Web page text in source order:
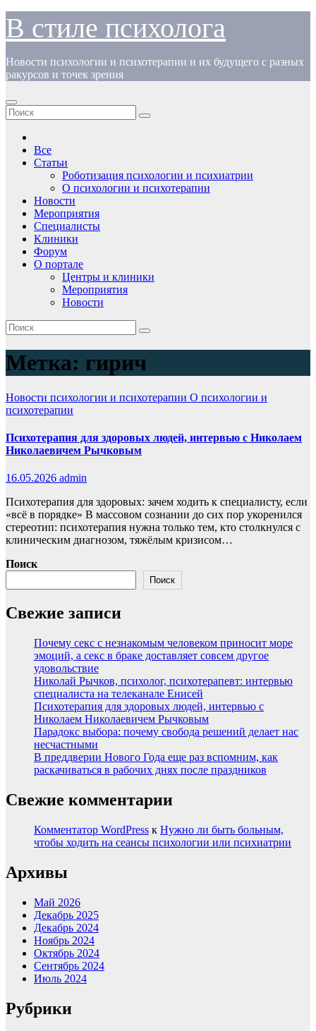
Перейти
содержимому
В стиле психолога
Новости психологии и психотерапии и их будущего с разных
ракурсов и точек зрения
Все
Статьи
Роботизация психологии и психиатрии
О психологии и психотерапии
Новости
Мероприятия
Специалисты
Клиники
Форум
О портале
Центры и клиники
Мероприятия
Новости
Метка: гирич
Новости психологии и психотерапии О психологии и
психотерапии
Психотерапия для здоровых людей, интервью с Николаем
Николаевичем Рычковым
16.05.2026 admin
Психотерапия для здоровых: зачем ходить к специалисту, если
«всё в порядке» В массовом сознании до сих пор укоренился
стереотип: психотерапия нужна только тем, кто столкнулся с
клиническим диагнозом, тяжёлым кризисом…
Поиск
Поиск
Свежие записи
Почему секс с незнакомым человеком приносит море
эмоций, а секс в браке доставляет совсем другое
удовольствие
Николай Рычков, психолог, психотерапевт: интервью
специалиста на телеканале Енисей
Психотерапия для здоровых людей, интервью с
Николаем Николаевичем Рычковым
Парадокс выбора: почему свобода решений делает нас
несчастными
В преддверии Нового Года еще раз вспомним, как
раскачиваться в рабочих днях после праздников
Свежие комментарии
Комментатор WordPress к Нужно ли быть больным,
чтобы ходить на сеансы психологии или психиатрии
Архивы
Май 2026
Декабрь 2025
Декабрь 2024
Ноябрь 2024
Октябрь 2024
Сентябрь 2024
Июль 2024
Рубрики